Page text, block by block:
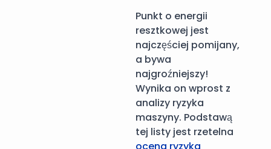
Punkt o energii
resztkowej jest
najczęściej pomijany,
a bywa
najgroźniejszy!
Wynika on wprost z
analizy ryzyka
maszyny. Podstawą
tej listy jest rzetelna
ocena ryzyka